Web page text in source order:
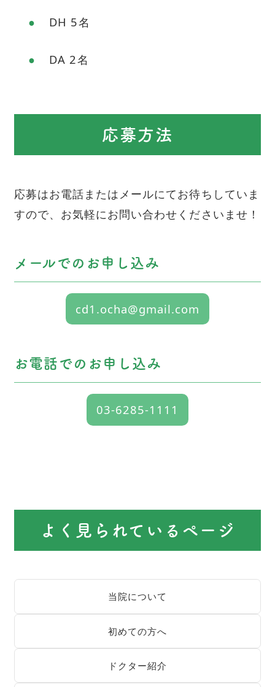
DH 5名
DA 2名
応募方法
応募はお電話またはメールにてお待ちしていま
すので、お気軽にお問い合わせくださいませ！
メールでのお申し込み
cd1.ocha@gmail.com
お電話でのお申し込み
03-6285-1111
よく見られているページ
当院について
初めての方へ
ドクター紹介